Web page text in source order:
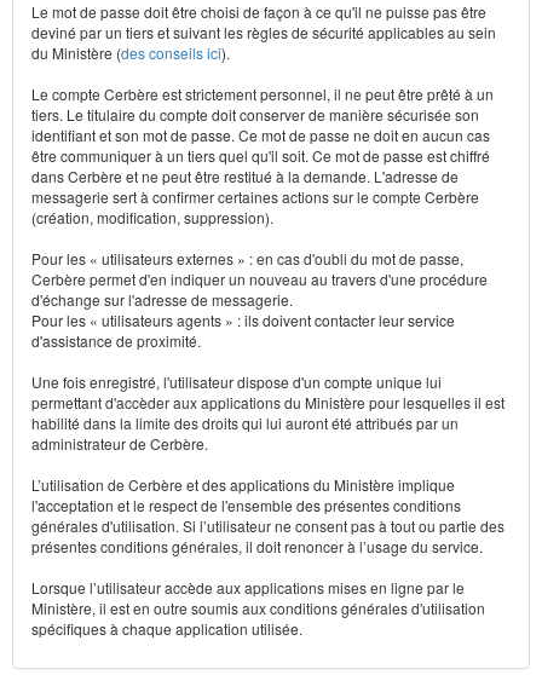
Le mot de passe doit être choisi de façon à ce qu'il ne puisse pas être
deviné par un tiers et suivant les règles de sécurité applicables au sein
du Ministère (des conseils ici).
Le compte Cerbère est strictement personnel, il ne peut être prêté à un
tiers. Le titulaire du compte doit conserver de manière sécurisée son
identifiant et son mot de passe. Ce mot de passe ne doit en aucun cas
être communiquer à un tiers quel qu'il soit. Ce mot de passe est chiffré
dans Cerbère et ne peut être restitué à la demande. L'adresse de
messagerie sert à confirmer certaines actions sur le compte Cerbère
(création, modification, suppression).
Pour les « utilisateurs externes » : en cas d'oubli du mot de passe,
Cerbère permet d'en indiquer un nouveau au travers d'une procédure
d'échange sur l'adresse de messagerie.
Pour les « utilisateurs agents » : ils doivent contacter leur service
d'assistance de proximité.
Une fois enregistré, l'utilisateur dispose d'un compte unique lui
permettant d'accèder aux applications du Ministère pour lesquelles il est
habilité dans la limite des droits qui lui auront été attribués par un
administrateur de Cerbère.
L’utilisation de Cerbère et des applications du Ministère implique
l'acceptation et le respect de l'ensemble des présentes conditions
générales d'utilisation. Si l’utilisateur ne consent pas à tout ou partie des
présentes conditions générales, il doit renoncer à l’usage du service.
Lorsque l’utilisateur accède aux applications mises en ligne par le
Ministère, il est en outre soumis aux conditions générales d'utilisation
spécifiques à chaque application utilisée.